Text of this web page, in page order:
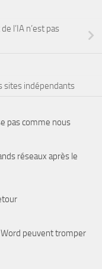
l’IA n’est pas
sites indépendants
pas comme nous
réseaux après le
peuvent tromper